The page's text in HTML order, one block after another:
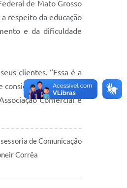
ederal de Mato Grosso
respeito da educação
e da dificuldade
clientes. “Essa é a
honrar seus
ssociaçãoComercial e
de Comunicação
Corrêa